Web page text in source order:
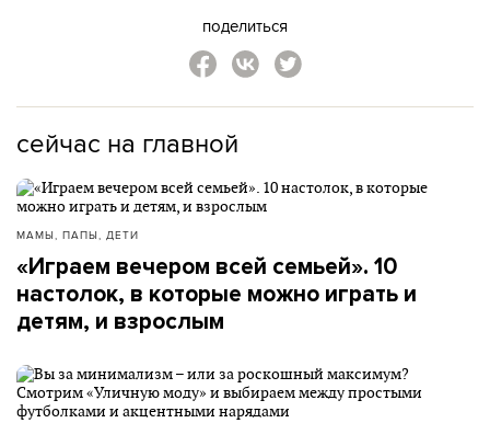
поделиться
сейчас на главной
МАМЫ, ПАПЫ, ДЕТИ
«Играем вечером всей семьей». 10
настолок, в которые можно играть и
детям, и взрослым